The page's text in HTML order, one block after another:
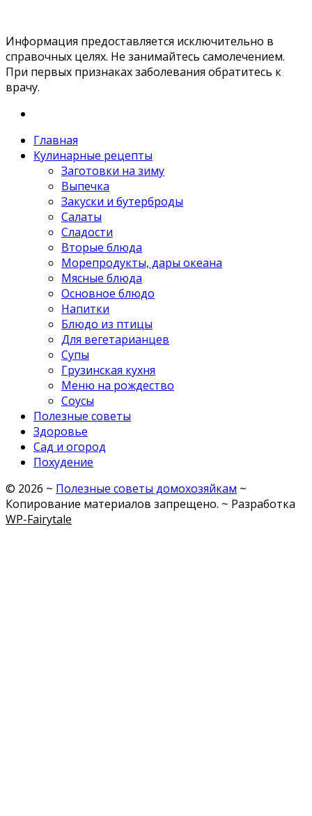
Информация предоставляется исключительно в
справочных целях. Не занимайтесь самолечением.
При первых признаках заболевания обратитесь к
врачу.
Главная
Кулинарные рецепты
Заготовки на зиму
Выпечка
Закуски и бутерброды
Салаты
Сладости
Вторые блюда
Морепродукты, дары океана
Мясные блюда
Основное блюдо
Напитки
Блюдо из птицы
Для вегетарианцев
Супы
Грузинская кухня
Меню на рождество
Соусы
Полезные советы
Здоровье
Сад и огород
Похудение
© 2026 ~ Полезные советы домохозяйкам ~
Копирование материалов запрещено. ~ Разработка
WP-Fairytale